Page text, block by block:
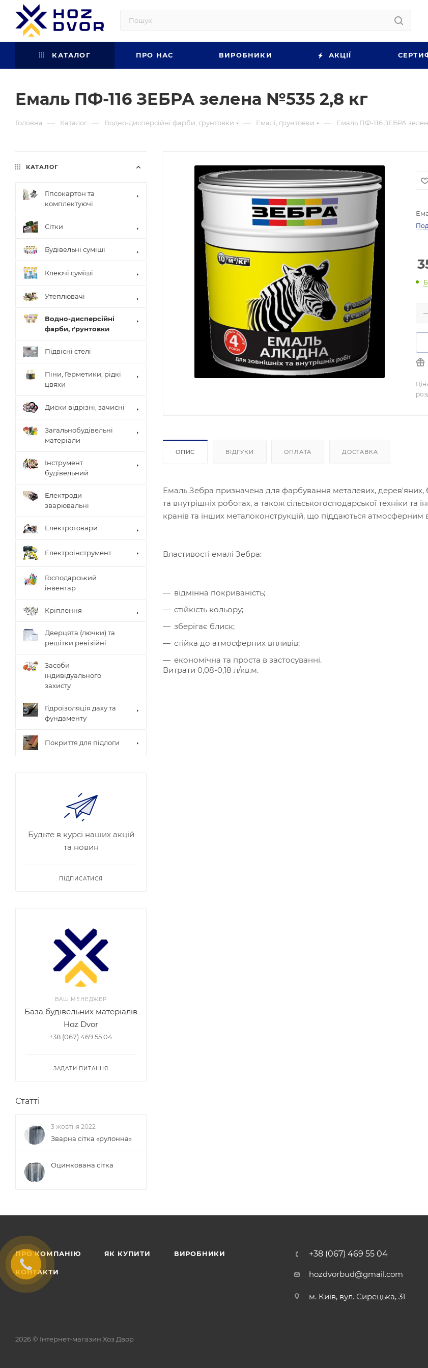
КАТАЛОГ ПРО НАС ВИРОБНИКИ АКЦІЇ
Емаль ПФ-116 ЗЕБРА зелена №535 2,8 кг
Головна — Каталог — Водно-дисперсійні фарби, ґрунтовки — Емалі, ґрунтовки — Емаль ПФ-116 ЗЕБРА
ОПИС ВІДГУКИ ОПЛАТА ДОСТАВКА
Емаль Зебра призначена для фарбування металевих,
та внутрішніх роботах, а також сільськогосподарської техніки
кранів та інших металоконструкцій, що піддаються атмосферним
Властивості емалі Зебра:
відмінна покриваність;
стійкість кольору;
зберігає блиск;
стійка до атмосферних впливів;
економічна та проста в застосуванні.
Витрати 0,08-0,18 л/кв.м.
КАТАЛОГ
Гіпсокартон та
комплектуючі
Сітки
Будівельні суміші
Клеючі суміші
Утеплювачі
Водно-дисперсійні
фарби, ґрунтовки
Підвісні стелі
Піни, Герметики, рідкі
цвяхи
Диски відрізні, зачисні
Загальнобудівельні
матеріали
Інструмент
будівельний
Електроди
зварювальні
Електротовари
Електроінструмент
Господарський
інвентар
Кріплення
Дверцята (лючки) та
решітки ревізійні
Засоби
індивідуального
захисту
Гідроізоляція даху та
фундаменту
Покриття для підлоги
Будьте в курсі наших акцій
та новин
ПІДПИСАТИСЯ
ВАШ МЕНЕДЖЕР
База будівельних матеріалів
Hoz Dvor
+38 (067) 469 55 04
ЗАДАТИ ПИТАННЯ
Статті
3 жовтня 2022
Зварна сітка «рулонна»
Оцинкована сітка
ПРО КОМПАНІЮ ЯК КУПИТИ ВИРОБНИКИ
КОНТАКТИ
+38 (067) 469 55 04
hozdvorbud@gmail.com
м. Київ, вул. Сирецька, 31
2026 © Інтернет-магазин Хоз Двор